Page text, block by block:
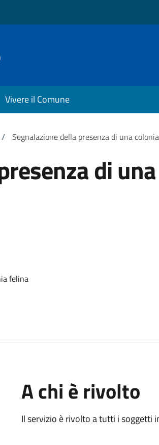
Vivere il Comune
/ Segnalazione della presenza di una
di una
felina
A chi è rivolto
Il servizio è rivolto a tutti i soggetti